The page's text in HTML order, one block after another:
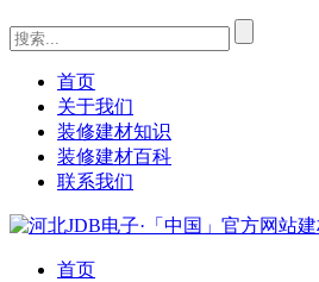
首页
关于我们
装修建材知识
装修建材百科
联系我们
首页